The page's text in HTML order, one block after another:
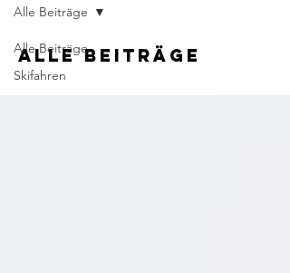
Alle Beiträge
Skifahren
Alle Beiträge
Alle Beiträge